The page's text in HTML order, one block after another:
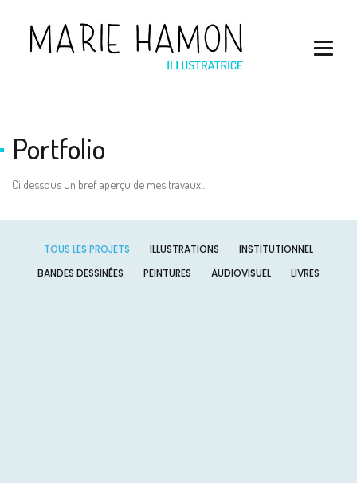
Portfolio
Ci dessous un bref aperçu de mes travaux…
TOUS LES PROJETS ILLUSTRATIONS
INSTITUTIONNEL
BANDES DESSINÉES
PEINTURES AUDIOVISUEL LIVRES